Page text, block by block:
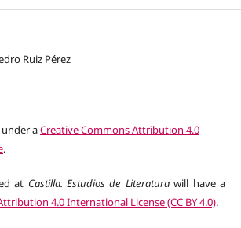
Ruiz Pérez
aCreative Commons Attribution 4.0
.
at Castilla. Estudios de Literaturawill have a
4.0 International License (CC BY 4.0).